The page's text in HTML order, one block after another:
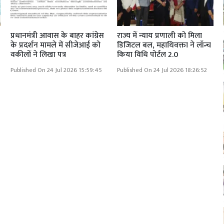
प्रधानमंत्री आवास के बाहर कांग्रेस
के प्रदर्शन मामले में सीजेआई को
वकीलों ने लिखा पत्र
Published On 24 Jul 2026 15:59:45
राज्य में न्याय प्रणाली को मिला
डिजिटल बल, महाधिवक्ता ने लॉन्च
किया विधि पोर्टल 2.0
Published On 24 Jul 2026 18:26:52